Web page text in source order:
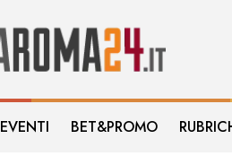
EVENTI BET&PROMO